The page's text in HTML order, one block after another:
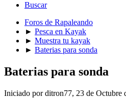
Buscar
Foros de Rapaleando
► Pesca en Kayak
► Muestra tu kayak
► Baterias para sonda
Baterias para sonda
Iniciado por ditron77, 23 de Octubre